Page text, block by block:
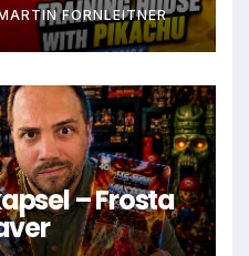
FORNLEITNER
– Frosta